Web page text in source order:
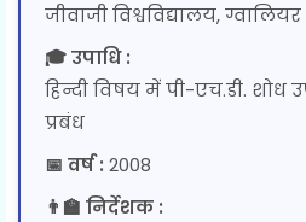
जीवाजी विश्वविद्यालय, ग्वालियर
🎓 उपाधि :
हिन्दी विषय में पी-एच.डी. शोध
प्रबंध
📅 वर्ष : 2008
👨‍🏫 निर्देशक :